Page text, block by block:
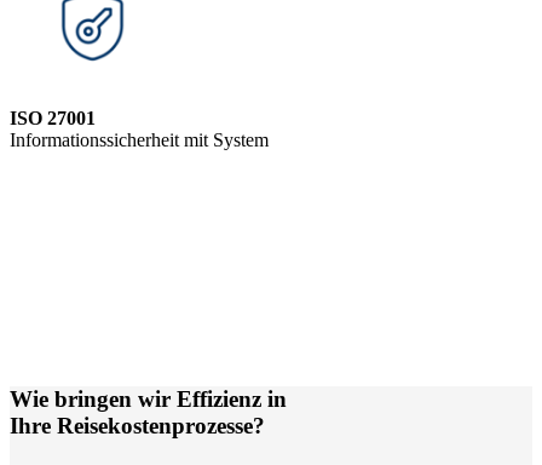
ISO 27001
Informationssicherheit mit System
Wie bringen wir Effizienz in
Ihre Reisekostenprozesse?